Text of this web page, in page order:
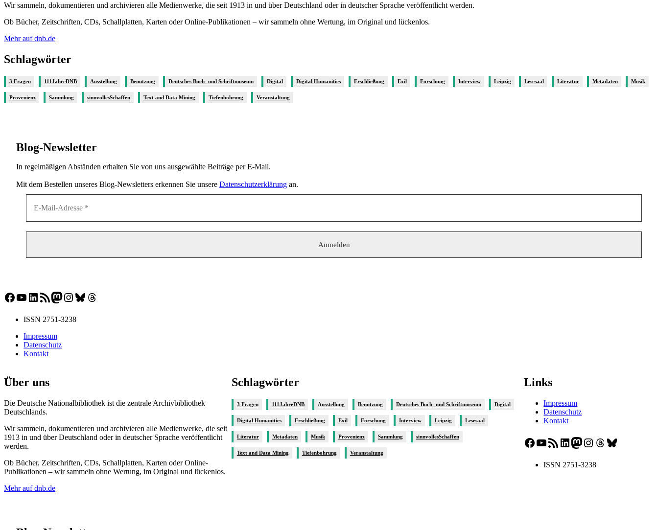
Wir sammeln, dokumentieren und archivieren alle Medienwerke, die seit 1913 in und über Deutschland oder in deutscher Sprache veröffentlicht werden.
Ob Bücher, Zeitschriften, CDs, Schallplatten, Karten oder Online-Publikationen – wir sammeln ohne Wertung, im Original und lückenlos.
Mehr auf dnb.de
Schlagwörter
3 Fragen 111JahreDNB Ausstellung Benutzung Deutsches Buch- und Schriftmuseum Digital Digital Humanities Erschließung Exil Forschung Interview Leipzig Lesesaal Literatur Metadaten Musik
Provenienz Sammlung sinnvollesSchaffen Text and Data Mining Tiefenbohrung Veranstaltung
Blog-Newsletter
In regelmäßigen Abständen erhalten Sie von uns ausgewählte Beiträge per E-Mail.
Mit dem Bestellen unseres Blog-Newsletters erkennen Sie unsere Datenschutzerklärung an.
Facebook
YouTube
LinkedIn
RSS-FeedMastodon
Instagram
Bluesky
Threads
ISSN 2751-3238
Impressum
Datenschutz
Kontakt
Über uns
Die Deutsche Nationalbibliothek ist die zentrale Archivbibliothek
Deutschlands.
Wir sammeln, dokumentieren und archivieren alle Medienwerke, die seit
1913 in und über Deutschland oder in deutscher Sprache veröffentlicht
werden.
Ob Bücher, Zeitschriften, CDs, Schallplatten, Karten oder Online-
Publikationen – wir sammeln ohne Wertung, im Original und lückenlos.
Mehr auf dnb.de
Schlagwörter
3 Fragen 111JahreDNB Ausstellung Benutzung Deutsches Buch- und Schriftmuseum Digital
Digital Humanities Erschließung Exil Forschung Interview Leipzig Lesesaal
Literatur Metadaten Musik Provenienz Sammlung sinnvollesSchaffen
Text and Data Mining Tiefenbohrung Veranstaltung
Links
Impressum
Datenschutz
Kontakt
Facebook YouTube RSS-Feed LinkedIn Mastodon Instagram Threads Bluesky
ISSN 2751-3238